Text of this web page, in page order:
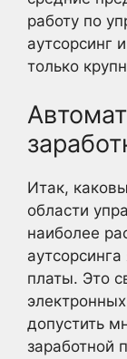
работу по
аутсорсинг
только
Итак,
области
наиболее
платы. Это
допустить
заработной